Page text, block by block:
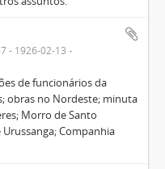
- 1926-02-13
de funcionários da
obras no Nordeste; minuta
Morro de Santo
Companhia